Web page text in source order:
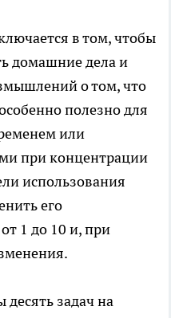
в том, чтобы
домашние дела и
о том, что
полезно для
или
при концентрации
использования
его
1 до 10 и, при
задач на